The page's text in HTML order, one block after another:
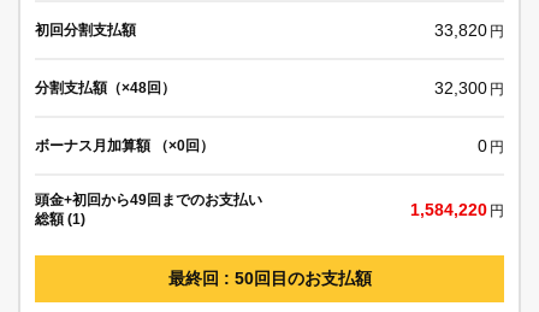
初回分割支払額 33,820 円
分割支払額（×48回） 32,300 円
ボーナス月加算額 （×0回） 0 円
頭金+初回から49回までのお支払い
総額 (1)
1,584,220 円
最終回 : 50回目のお支払額